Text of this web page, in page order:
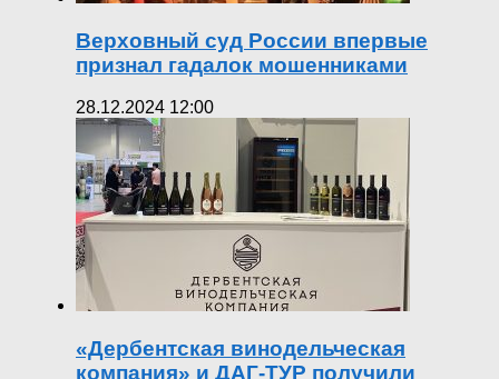
Верховный суд России впервые
признал гадалок мошенниками
28.12.2024 12:00
«Дербентская винодельческая
компания» и ДАГ-ТУР получили